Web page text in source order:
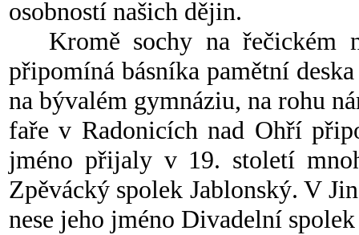
osobností našich dějin.
Kromě sochy na řečickém
připomíná básníka pamětní
na bývalém gymnáziu, na rohu
faře v Radonicích nad Ohří
jméno přijaly v 19. století
Zpěvácký spolek Jablonský. V
nese jeho jméno Divadelní